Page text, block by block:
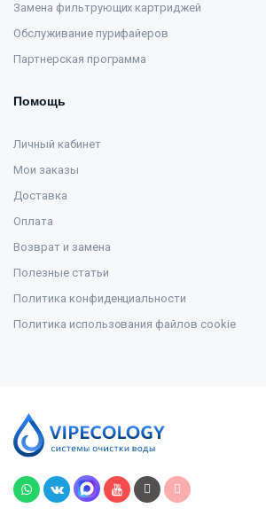
Замена фильтрующих картриджей
Обслуживание пурифайеров
Партнерская программа
Помощь
Личный кабинет
Мои заказы
Доставка
Оплата
Возврат и замена
Полезные статьи
Политика конфиденциальности
Политика использования файлов cookie